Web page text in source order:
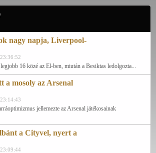
nagy napja, Liverpool-
16 közé az El-ben, miután a Besiktas ledolgozta...
a mosoly az Arsenal
jellemezte az Arsenal játékosainak
a Cityvel, nyert a